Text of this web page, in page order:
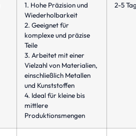
1. Hohe Präzision und
Wiederholbarkeit
2. Geeignet für
komplexe und präzise
Teile
3. Arbeitet mit einer
Vielzahl von Materialien,
einschließlich Metallen
und Kunststoffen
4. Ideal für kleine bis
mittlere
Produktionsmengen
2-5